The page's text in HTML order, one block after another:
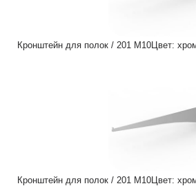
Кронштейн для полок / 201 M10Цвет:
Кронштейн для полок / 201 M10Цвет: